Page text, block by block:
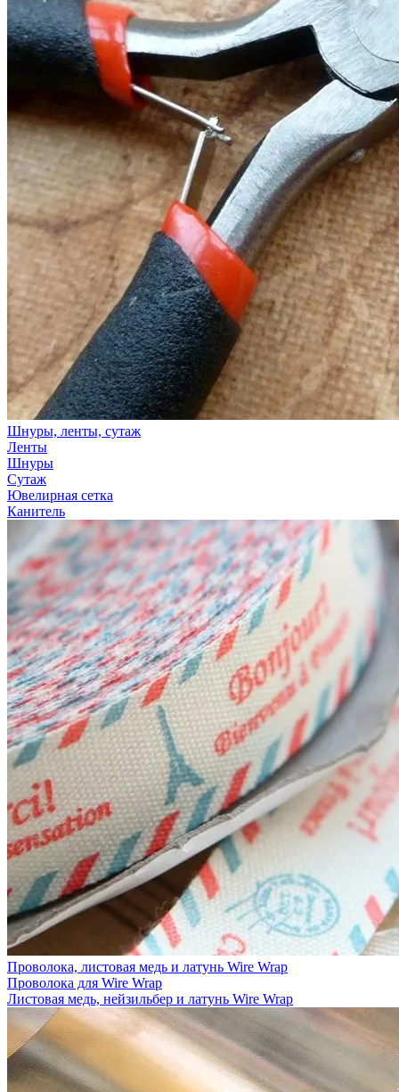
Шнуры, ленты, сутаж
Ленты
Шнуры
Сутаж
Ювелирная сетка
Канитель
Проволока, листовая медь и латунь Wire Wrap
Проволока для Wire Wrap
Листовая медь, нейзильбер и латунь Wire Wrap